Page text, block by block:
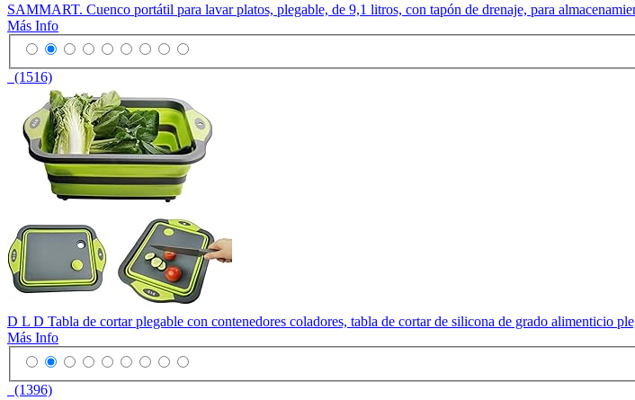
SAMMART. Cuenco portátil para lavar platos, plegable, de 9,1 litros, con tapón de drenaje, para
Más Info
(1516)
D L D Tabla de cortar plegable con contenedores coladores, tabla de cortar de silicona de grado alimenticio
Más Info
(1396)